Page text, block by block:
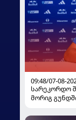
09:48/07-08-
სარეკორდო
მორიგ